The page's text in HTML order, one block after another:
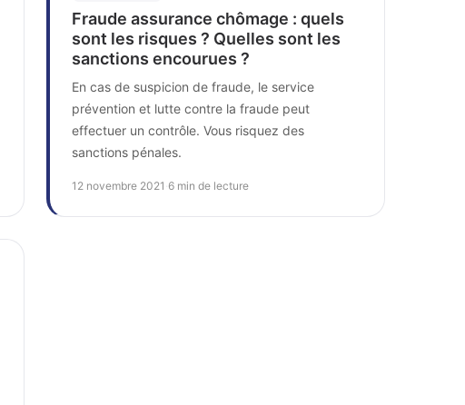
Fraude assurance chômage : quels
sont les risques ? Quelles sont les
sanctions encourues ?
En cas de suspicion de fraude, le service
prévention et lutte contre la fraude peut
effectuer un contrôle. Vous risquez des
sanctions pénales.
12 novembre 2021 6 min de lecture